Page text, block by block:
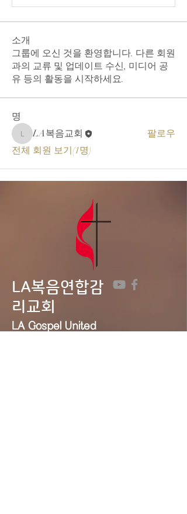
소개
그룹에 오신 것을 환영합니다. 다른 회원
과의 교류 및 업데이트 수신, 미디어 공
유 등의 활동을 시작하세요.
명
LA복음교회
LA복음교회
팔로우
전체 회원 보기(1명)
LA복음연합감
리교회
LA Gospel United